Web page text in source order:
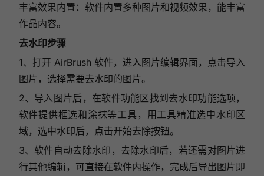
丰富效果内置：软件内置多种图片和视频效果，能丰富
作品内容。
去水印步骤
1、打开 AirBrush 软件，进入图片编辑界面，点击导入
图片，选择需要去水印的图片。
2、导入图片后，在软件功能区找到去水印功能选项，
软件提供框选和涂抹等工具，用工具精准选中水印区
域，选中水印后，点击开始去除按钮。
3、软件自动去除水印，去除水印后，若还需对图片进
行其他编辑，可直接在软件内操作，完成后导出图片即